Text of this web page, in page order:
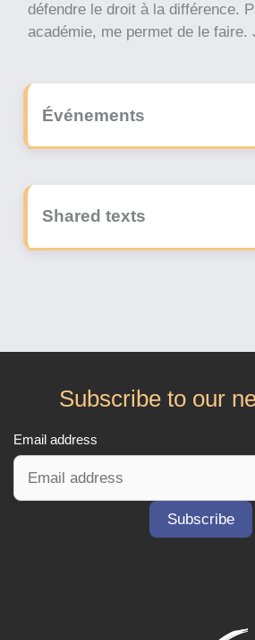
défendre le droit à la différence.
académie, me permet de le faire.
j’aspire à me dépasser,
faire sourire via la création
l’enseignement.
Événements
Shared texts
Subscribe to our
Email address